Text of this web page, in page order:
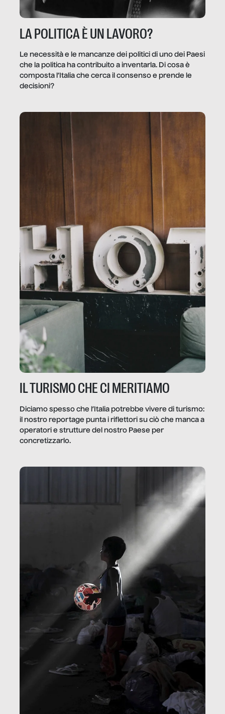
LA POLITICA È UN LAVORO?
Le necessità e le mancanze dei politici di uno dei Paesi
che la politica ha contribuito a inventarla. Di cosa è
composta l’Italia che cerca il consenso e prende le
decisioni?
IL TURISMO CHE CI MERITIAMO
Diciamo spesso che l’Italia potrebbe vivere di turismo:
il nostro reportage punta i riflettori su ciò che manca a
operatori e strutture del nostro Paese per
concretizzarlo.